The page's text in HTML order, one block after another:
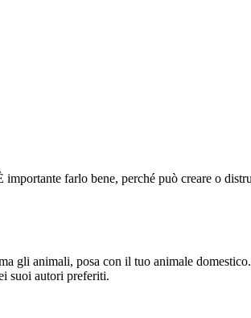
farlo bene, perché può creare o
gli animali, posa con il tuo animale
suoi autori preferiti.